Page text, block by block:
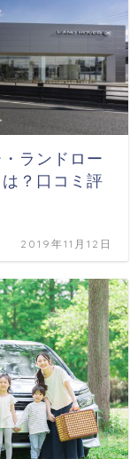
ランドロー
？口コミ評
2019年11月12日